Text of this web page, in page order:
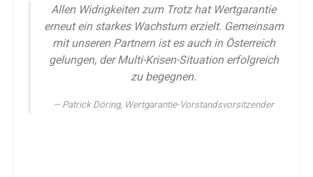
Allen Widrigkeiten zum Trotz hat Wertgarantie
erneut ein starkes Wachstum erzielt. Gemeinsam
mit unseren Partnern ist es auch in Österreich
gelungen, der Multi-Krisen-Situation erfolgreich
zu begegnen.
Patrick Döring, Wertgarantie-Vorstandsvorsitzender